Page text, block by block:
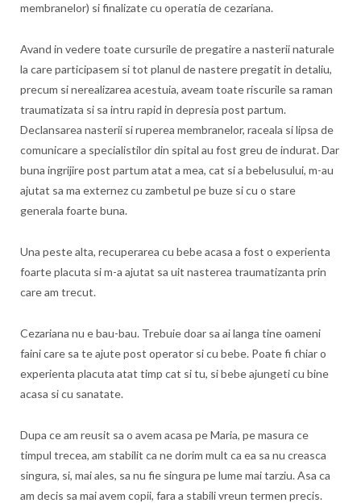
membranelor) si finalizate cu operatia de cezariana.
Avand in vedere toate cursurile de pregatire a nasterii naturale
la care participasem si tot planul de nastere pregatit in detaliu,
precum si nerealizarea acestuia, aveam toate riscurile sa raman
traumatizata si sa intru rapid in depresia post partum.
Declansarea nasterii si ruperea membranelor, raceala si lipsa de
comunicare a specialistilor din spital au fost greu de indurat. Dar
buna ingrijire post partum atat a mea, cat si a bebelusului, m-au
ajutat sa ma externez cu zambetul pe buze si cu o stare
generala foarte buna.
Una peste alta, recuperarea cu bebe acasa a fost o experienta
foarte placuta si m-a ajutat sa uit nasterea traumatizanta prin
care am trecut.
Cezariana nu e bau-bau. Trebuie doar sa ai langa tine oameni
faini care sa te ajute post operator si cu bebe. Poate fi chiar o
experienta placuta atat timp cat si tu, si bebe ajungeti cu bine
acasa si cu sanatate.
Dupa ce am reusit sa o avem acasa pe Maria, pe masura ce
timpul trecea, am stabilit ca ne dorim mult ca ea sa nu creasca
singura, si, mai ales, sa nu fie singura pe lume mai tarziu. Asa ca
am decis sa mai avem copii, fara a stabili vreun termen precis.